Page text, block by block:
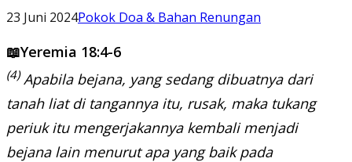
23 Juni 2024Pokok Doa & Bahan Renungan
📖Yeremia 18:4-6
(4)Apabila bejana, yang sedang dibuatnya dari
tanah liat di tangannya itu, rusak, maka tukang
periuk itu mengerjakannya kembali menjadi
bejana lain menurut apa yang baik pada